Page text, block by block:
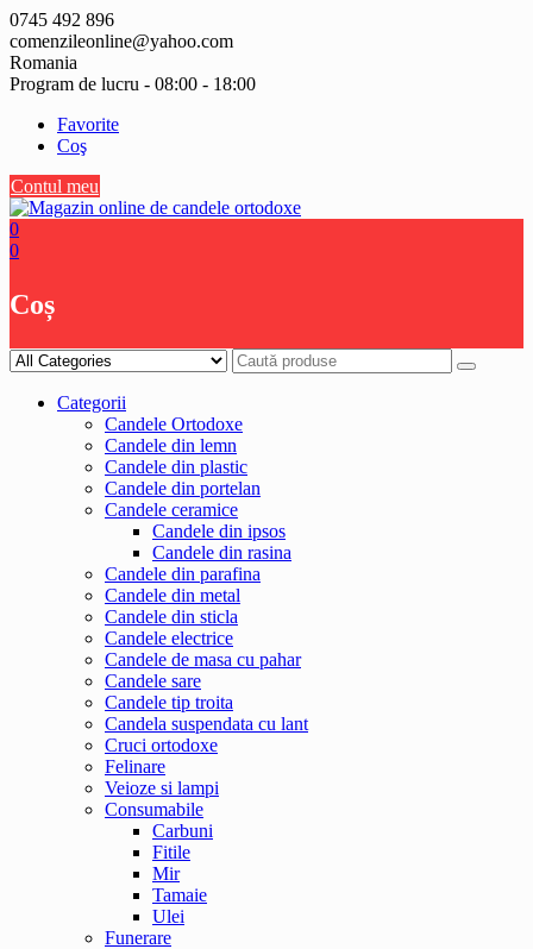
Skip
to
content
0745 492 896
comenzileonline@yahoo.com
Romania
Program de lucru - 08:00 - 18:00
Favorite
Coş
Contul meu
0
0
Coș
Categorii
Candele Ortodoxe
Candele din lemn
Candele din plastic
Candele din portelan
Candele ceramice
Candele din ipsos
Candele din rasina
Candele din parafina
Candele din metal
Candele din sticla
Candele electrice
Candele de masa cu pahar
Candele sare
Candele tip troita
Candela suspendata cu lant
Cruci ortodoxe
Felinare
Veioze si lampi
Consumabile
Carbuni
Fitile
Mir
Tamaie
Ulei
Funerare